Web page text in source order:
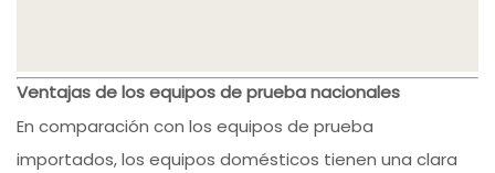
Ventajas de los equipos de prueba nacionales
En comparación con los equipos de prueba
importados, los equipos domésticos tienen una clara